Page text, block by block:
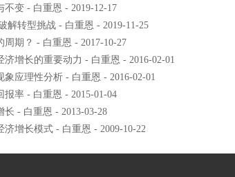
不变 - 白重恩 - 2019-12-17
解转型挑战 - 白重恩 - 2019-11-25
周期？ - 白重恩 - 2017-10-27
济增长的重要动力 - 白重恩 - 2016-02-01
象应理性分析 - 白重恩 - 2016-02-01
报率 - 白重恩 - 2015-01-04
长 - 白重恩 - 2013-03-28
济增长模式 - 白重恩 - 2009-10-22